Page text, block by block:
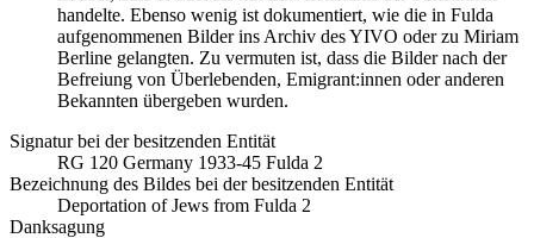
handelte. Ebenso wenig ist dokumentiert, wie die in Fulda
aufgenommenen Bilder ins Archiv des YIVO oder zu Miriam
Berline gelangten. Zu vermuten ist, dass die Bilder nach der
Befreiung von Überlebenden, Emigrant:innen oder anderen
Bekannten übergeben wurden.
Signatur bei der besitzenden Entität
RG 120 Germany 1933-45 Fulda 2
Bezeichnung des Bildes bei der besitzenden Entität
Deportation of Jews from Fulda 2
Danksagung